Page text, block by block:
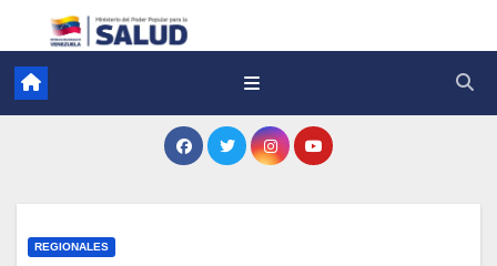
REGIONALES